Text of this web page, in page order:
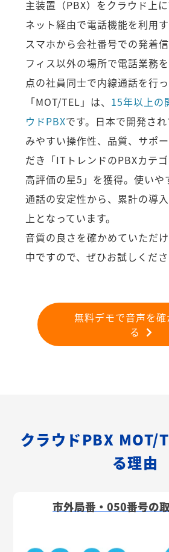
主装置（PBX）をクラウド上
ネット経由で電話機能を利用す
スマホから会社番号での発着
フィス以外の場所で電話業務
点の社員同士で内線通話を行っ
「MOT/TEL」は、 15年以上の
ウドPBXです。日本で開発さ
みやすい操作性、品質、サポ
だき「ITトレンドのPBXカテ
高評価の星5」を獲得。使いや
通話の安定性から、累計の導
上となっています。
音質の良さを確かめていただ
中ですので、ぜひお試しくださ
無料デモで音声を
る
クラウドPBX MOT/
る理由
市外局番・050番号の